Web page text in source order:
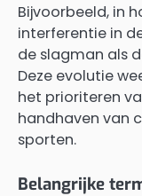
Bijvoorbeeld, in
interferentie in
de slagman als
Deze evolutie
het prioriteren
handhaven van
sporten.
Belangrijke